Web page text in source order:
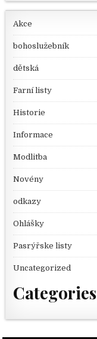
Akce
bohoslužebník
dětská
Farní listy
Historie
Informace
Modlitba
Novény
odkazy
Ohlášky
Pasrýřske listy
Uncategorized
Categories